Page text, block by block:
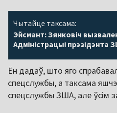
Чытайце таксама:
Эйсмант: Зянковіч
Адміністрацыі прэзідэнта
Ён дадаў, што яго
спецслужбы, а таксама
спецслужбы ЗША, але ўсім